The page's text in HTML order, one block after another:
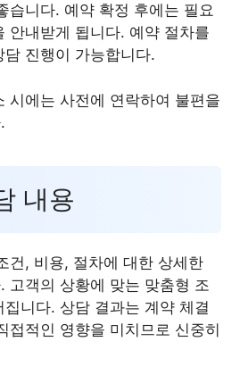
습니다. 예약 확정 후에는 필요
안내받게 됩니다. 예약 절차를
진행이 가능합니다.
시에는 사전에 연락하여 불편을
내용
건, 비용, 절차에 대한 상세한
고객의 상황에 맞는 맞춤형 조
니다. 상담 결과는 계약 체결
접적인 영향을 미치므로 신중히